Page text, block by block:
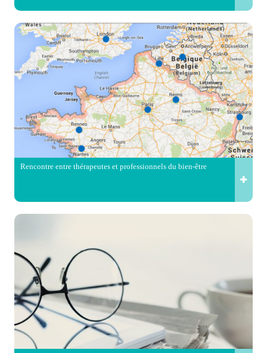
Rencontre entre thérapeutes et professionnels du bien-être